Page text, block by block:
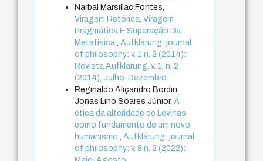
Narbal Marsillac Fontes,
Viragem Retórica, Viragem
Pragmática E Superação Da
Metafísica,Aufklärung: journal
of philosophy: v. 1 n. 2 (2014):
Revista Aufklärung. v. 1, n. 2
(2014), Julho-Dezembro
Reginaldo Aliçandro Bordin,
Jonas Lino Soares Júnior,A
ética da alteridade de Levinas
como fundamento de um novo
humanismo,Aufklärung: journal
of philosophy: v. 9 n. 2 (2022):